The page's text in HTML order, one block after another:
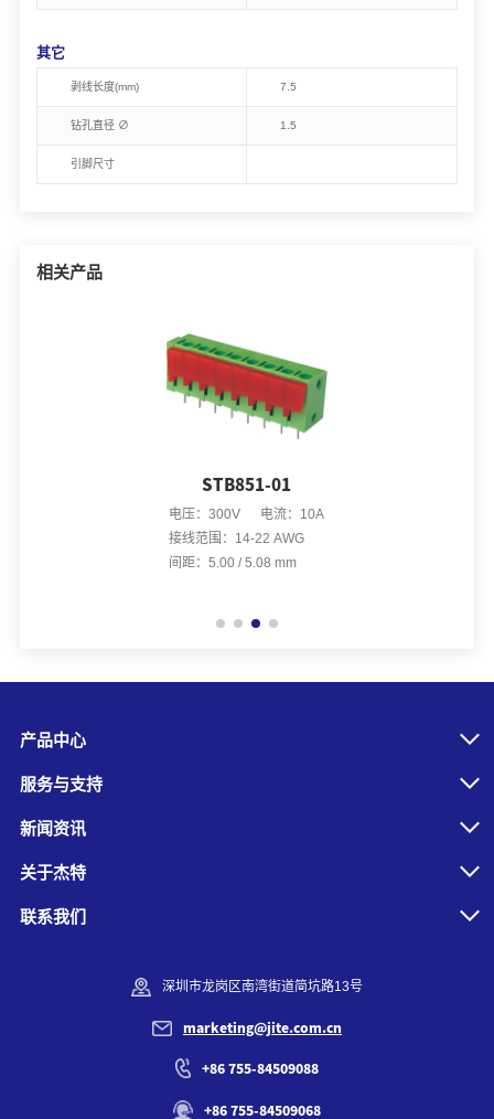
相关产品
STB851-01
电压：300V 电流：10A
接线范围：14-22 AWG
间距：5.00 / 5.08 mm
其它
剥线长度(mm) 7.5
钻孔直径 ∅ 1.5
引脚尺寸
产品中心
服务与支持
新闻资讯
关于杰特
联系我们
深圳市龙岗区南湾街道简坑路13号
marketing@jite.com.cn
+86 755-84509088
+86 755-84509068